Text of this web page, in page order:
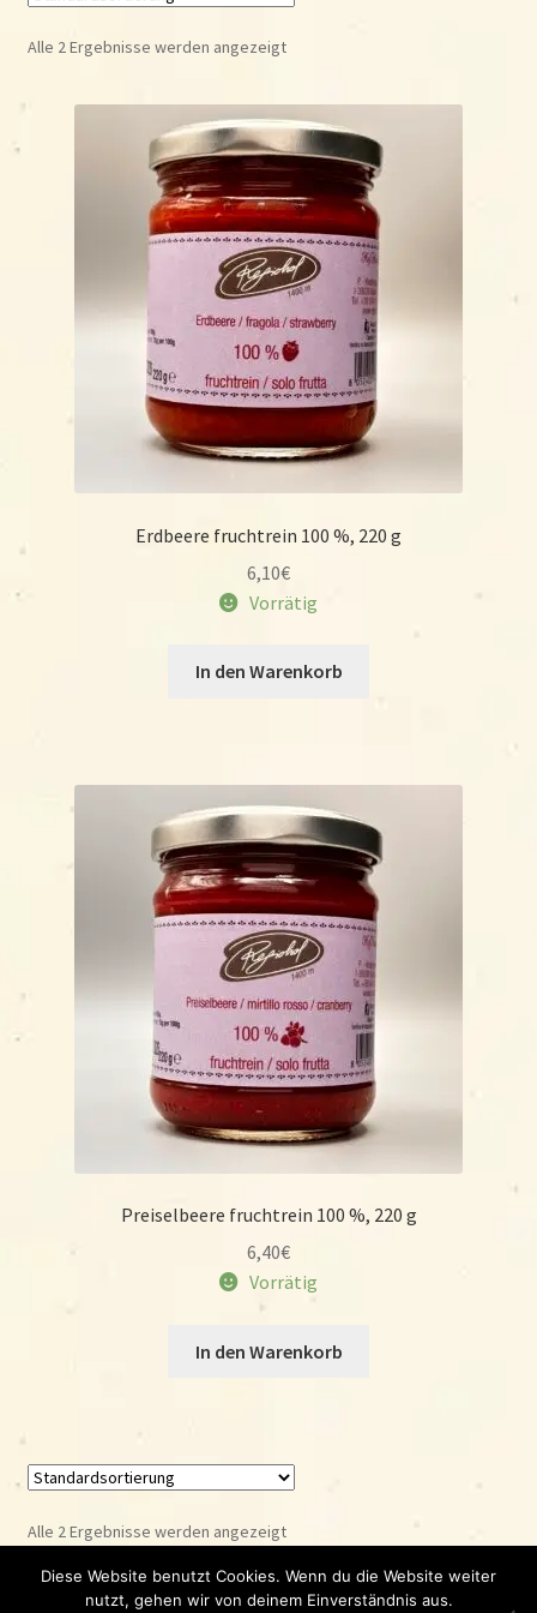
Shop
Wo & wann?
Alle 2 Ergebnisse werden angezeigt
Erdbeere fruchtrein 100 %, 220 g
6,10€
Vorrätig
In den Warenkorb
Preiselbeere fruchtrein 100 %, 220 g
6,40€
Vorrätig
In den Warenkorb
Alle 2 Ergebnisse werden angezeigt
Diese Website benutzt Cookies. Wenn du die Website weiter
nutzt, gehen wir von deinem Einverständnis aus.